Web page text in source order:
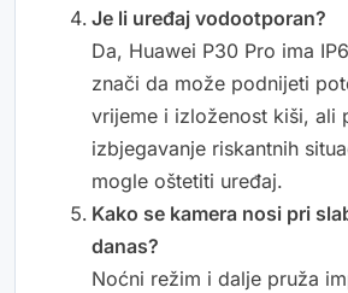
Je li uređaj vodootporan?
Da, Huawei P30 Pro ima
znači da može podnijeti
vrijeme i izloženost kiši, ali
izbjegavanje riskantnih
mogle oštetiti uređaj.
Kako se kamera nosi pri
danas?
Noćni režim i dalje pruža